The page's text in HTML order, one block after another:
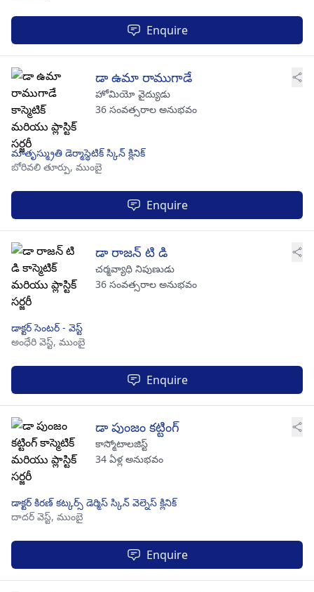
Enquire
డా ఉమా రాముగాడే
హోమియో వైద్యుడు
36 సంవత్సరాల అనుభవం
మాతృస్మ్రుతి డెర్మాస్థెటిక్ స్కిన్ క్లినిక్
బోరివలి తూర్పు, ముంబై
Enquire
డా రాజన్ టి డి
చర్మవ్యాధి నిపుణుడు
36 సంవత్సరాల అనుభవం
డాక్టర్ సెంటర్ - వెస్ట్
అంధేరి వెస్ట్, ముంబై
Enquire
డా పుంజం కట్టింగ్
కాస్మోటాలజిస్ట్
34 ఏళ్ల అనుభవం
డాక్టర్ కిరణ్ కట్కర్స్ డెర్మిస్ స్కిన్ వెల్నెస్ క్లినిక్
దాదర్ వెస్ట్, ముంబై
Enquire